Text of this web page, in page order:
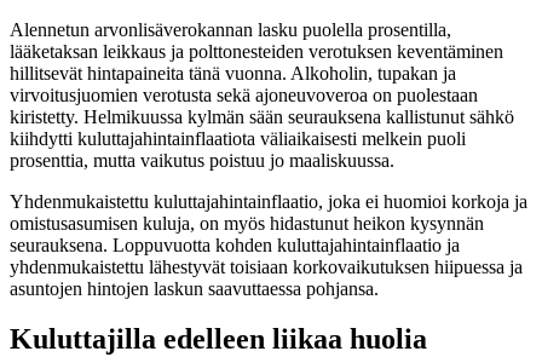
Alennetun arvonlisäverokannan lasku puolella prosentilla,
lääketaksan leikkaus ja polttonesteiden verotuksen keventäminen
hillitsevät hintapaineita tänä vuonna. Alkoholin, tupakan ja
virvoitusjuomien verotusta sekä ajoneuvoveroa on puolestaan
kiristetty. Helmikuussa kylmän sään seurauksena kallistunut sähkö
kiihdytti kuluttajahintainflaatiota väliaikaisesti melkein puoli
prosenttia, mutta vaikutus poistuu jo maaliskuussa.
Yhdenmukaistettu kuluttajahintainflaatio, joka ei huomioi korkoja ja
omistusasumisen kuluja, on myös hidastunut heikon kysynnän
seurauksena. Loppuvuotta kohden kuluttajahintainflaatio ja
yhdenmukaistettu lähestyvät toisiaan korkovaikutuksen hiipuessa ja
asuntojen hintojen laskun saavuttaessa pohjansa.
Kuluttajilla edelleen liikaa huolia